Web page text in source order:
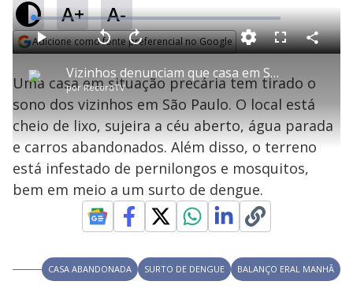
A+ A-
Adicione como fonte preferencial no Google
P
l
a
y
V
Vizinhos denunciam que casa em SP tem lixo acumulado e focos de dengue
por RecordTV
P V
t
r
0
e
g
n
d
s
A
n
ç
a
1
s
e
u
n
o
L
o
a
d
e
3
.
6
2
%
F
s
c
r
C
o
a
r
i
l
a
Uma casa em situação precária tem tirado o
sono dos vizinhos em São Paulo. O local está
cheio de lixo, sujeira a céu aberto, água parada
e carros abandonados. Além disso, o terreno
está infestado de pernilongos e mosquitos,
bem em meio a um surto de dengue.
CASA ABANDONADA SURTO DE DENGUE BALANÇO ERAL MANHÃ